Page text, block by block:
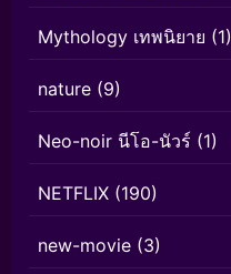
Mythology เทพนิยาย (1)
nature (9)
Neo-noir นีโอ-นัวร์ (1)
NETFLIX (190)
new-movie (3)